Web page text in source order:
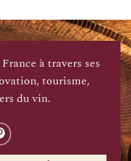
à travers ses
tourisme,
du vin.